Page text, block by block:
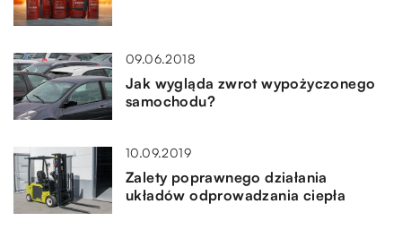
09.06.2018
Jak wygląda zwrot wypożyczonego
samochodu?
10.09.2019
Zalety poprawnego działania
układów odprowadzania ciepła